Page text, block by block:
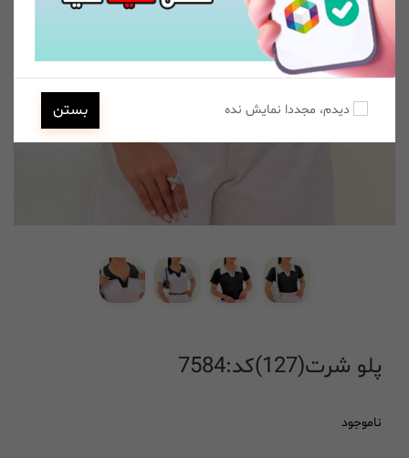
پلو شرت(127)کد:7584
ناموجود
دیدم، مجددا نمایش نده بستن